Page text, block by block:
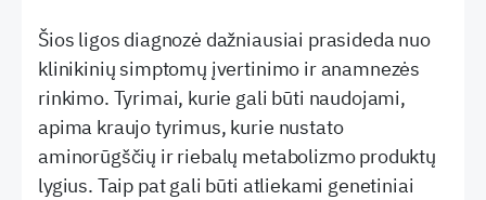
Šios ligos diagnozė dažniausiai prasideda nuo
klinikinių simptomų įvertinimo ir anamnezės
rinkimo. Tyrimai, kurie gali būti naudojami,
apima kraujo tyrimus, kurie nustato
aminorūgščių ir riebalų metabolizmo produktų
lygius. Taip pat gali būti atliekami genetiniai